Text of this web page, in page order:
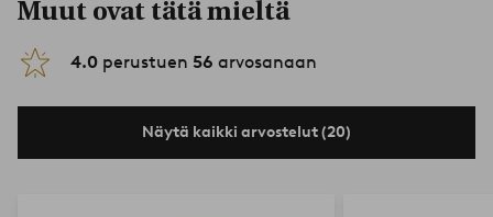
Muut ovat tätä mieltä
4.0 perustuen 56 arvosanaan
Näytä kaikki arvostelut (20)